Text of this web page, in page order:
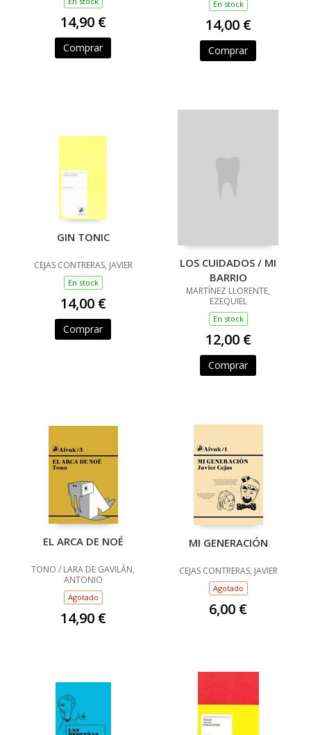
14,90 €
Comprar
ROJAS, JOSÉ MARÍA
En stock
14,00 €
Comprar
GIN TONIC
CEJAS CONTRERAS, JAVIER
En stock
14,00 €
Comprar
LOS CUIDADOS / MI
BARRIO
MARTÍNEZ LLORENTE,
EZEQUIEL
En stock
12,00 €
Comprar
EL ARCA DE NOÉ
TONO / LARA DE GAVILÁN,
ANTONIO
Agotado
14,90 €
MI GENERACIÓN
CEJAS CONTRERAS, JAVIER
Agotado
6,00 €